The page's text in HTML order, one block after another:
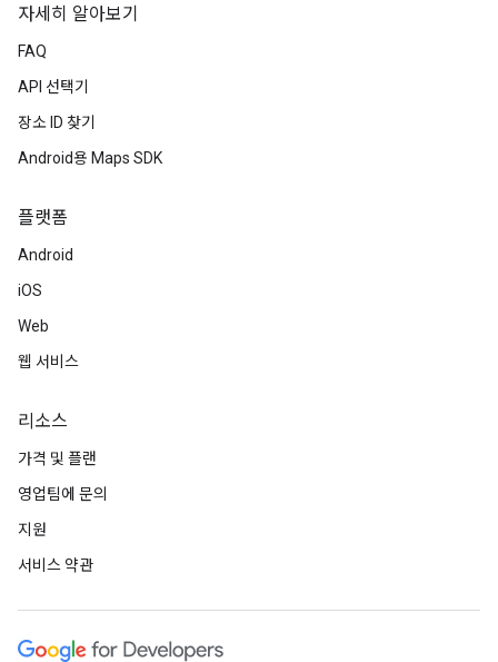
자세히 알아보기
FAQ
API 선택기
장소 ID 찾기
Android용 Maps SDK
플랫폼
Android
iOS
Web
웹 서비스
리소스
가격 및 플랜
영업팀에 문의
지원
서비스 약관